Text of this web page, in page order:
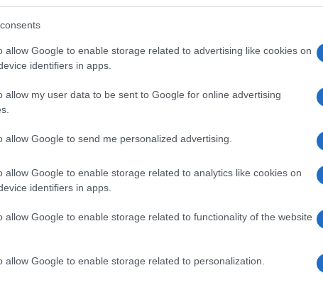
allow Google to enable storage related to advertising like cookies on
identifiers in apps.
allow my user data to be sent to Google for online advertising
allow Google to send me personalized advertising.
allow Google to enable storage related to analytics like cookies on
identifiers in apps.
allow Google to enable storage related to functionality of the website
allow Google to enable storage related to personalization.
del territorio nazionale, salvo le
per motivi di sanità o di sicurezza.
da ragioni politiche”.
, professore all’Università di Roma
Dpcm approvati da Conte
negli articoli 13 e 16 poiché servirebbe
discussione parlamentare per
del Consiglio”. I decreti legge emessi
a cui si aggiunge, con il
Costituzione come spiega Celotto: “si
il governo aveva creato un’attesa sulla
de facto è cambiato poco o nulla”.